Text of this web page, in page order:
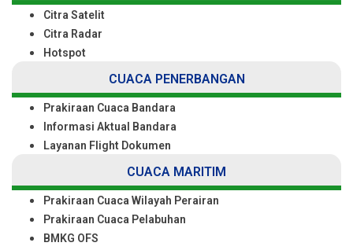
Citra Satelit
Citra Radar
Hotspot
CUACA PENERBANGAN
Prakiraan Cuaca Bandara
Informasi Aktual Bandara
Layanan Flight Dokumen
CUACA MARITIM
Prakiraan Cuaca Wilayah Perairan
Prakiraan Cuaca Pelabuhan
BMKG OFS